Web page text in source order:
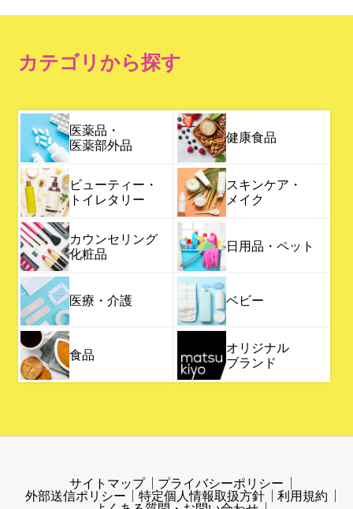
カテゴリから探す
医薬品・
医薬部外品
健康食品
ビューティー・
トイレタリー
スキンケア・
メイク
カウンセリング
化粧品
日用品・ペット
医療・介護 ベビー
食品
オリジナル
ブランド
サイトマップ
プライバシーポリシー
外部送信ポリシー
特定個人情報取扱方針
利用規約